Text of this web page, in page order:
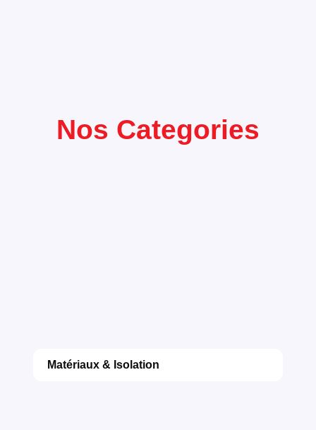
Nos Categories
Matériaux & Isolation